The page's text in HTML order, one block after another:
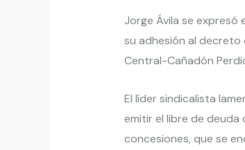
Jorge Ávila se expresó
su adhesión al
Central-Cañadón
El líder sindicalista
emitir el libre de
concesiones, que se